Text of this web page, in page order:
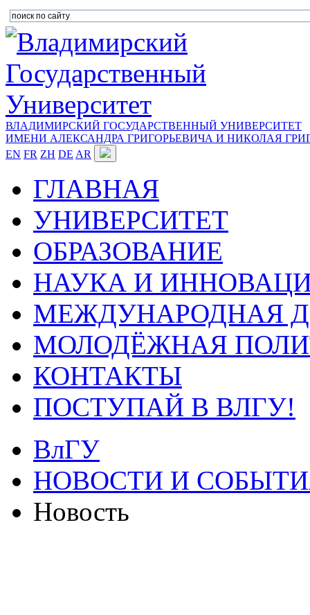
ВЛАДИМИРСКИЙ ГОСУДАРСТВЕННЫЙ УНИВЕРСИТЕТ
ИМЕНИ АЛЕКСАНДРА ГРИГОРЬЕВИЧА И НИКОЛАЯ
EN FR ZH DE AR
ГЛАВНАЯ
УНИВЕРСИТЕТ
ОБРАЗОВАНИЕ
НАУКА И
МЕЖДУНАРОДНАЯ
МОЛОДЁЖНАЯ
КОНТАКТЫ
ПОСТУПАЙ В ВЛГУ!
ВлГУ
НОВОСТИ И
Новость